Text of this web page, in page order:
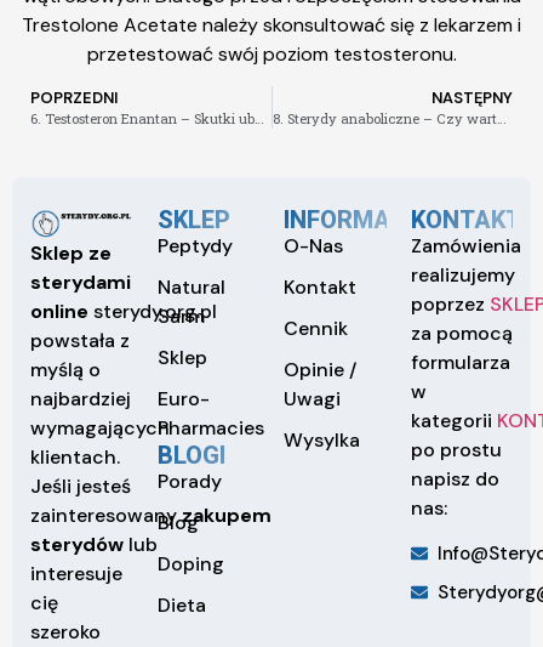
Trestolone Acetate należy skonsultować się z lekarzem i
przetestować swój poziom testosteronu.
POPRZEDNI NASTĘPNY
8. Sterydy anaboliczne – Czy warto ryzykować ich stosowanie
Sklep ze
sterydami
online sterydy.org.pl
powstała z
myślą o
najbardziej
wymagających
klientach.
Jeśli jesteś
zainteresowanyzakupem
sterydów lub
interesuje
cię
szeroko
SKLEP
Peptydy
Natural
Sarm
Sklep
Euro-
Pharmacies
BLOGI
Porady
Blog
Doping
Dieta
INFORMACJE
O-Nas
Kontakt
Cennik
Opinie /
Uwagi
Wysylka
KONTAKT
Zamówienia
realizujemy
poprzez
za pomocą
formularza
w
kategorii
po prostu
napisz do
nas: